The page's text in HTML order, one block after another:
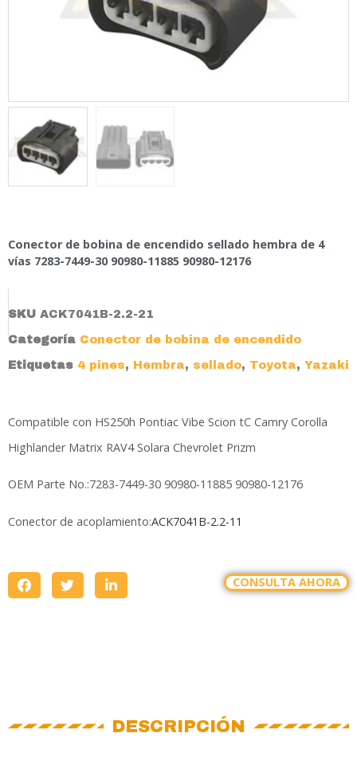
Conector de bobina de encendido sellado hembra de 4
vías 7283-7449-30 90980-11885 90980-12176
SKU ACK7041B-2.2-21
Categoría Conector de bobina de encendido
Etiquetas 4 pines, Hembra, sellado, Toyota, Yazaki
Compatible con HS250h Pontiac Vibe Scion tC Camry Corolla
Highlander Matrix RAV4 Solara Chevrolet Prizm
OEM Parte No.:7283-7449-30 90980-11885 90980-12176
Conector de acoplamiento:ACK7041B-2.2-11
CONSULTA AHORA
DESCRIPCIÓN